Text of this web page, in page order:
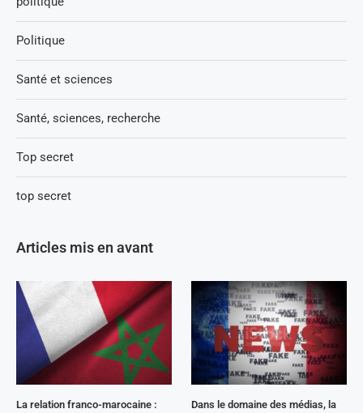
Politique
Santé et sciences
Santé, sciences, recherche
Top secret
top secret
Articles mis en avant
La relation franco-marocaine :
Dans le domaine des médias, la